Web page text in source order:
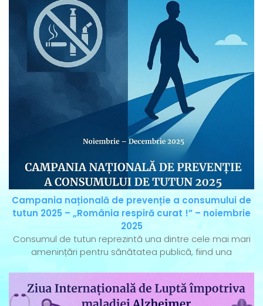
Campania națională de prevenție a consumului de
tutun 2025 – „România respiră curat !” – noiembrie
2025
Consumul de tutun reprezintă una dintre cele mai mari
amenințări pentru sănătatea publică, fiind una